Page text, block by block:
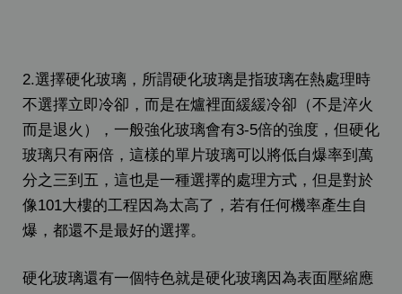
2.選擇硬化玻璃，所謂硬化玻璃是指玻璃在熱處理時
不選擇立即冷卻，而是在爐裡面緩緩冷卻（不是淬火
而是退火），一般強化玻璃會有3-5倍的強度，但硬化
玻璃只有兩倍，這樣的單片玻璃可以將低自爆率到萬
分之三到五，這也是一種選擇的處理方式，但是對於
像101大樓的工程因為太高了，若有任何機率產生自
爆，都還不是最好的選擇。
硬化玻璃還有一個特色就是硬化玻璃因為表面壓縮應